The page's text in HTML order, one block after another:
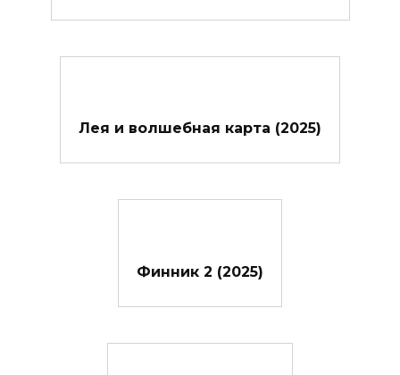
Лея и волшебная карта (2025)
Финник 2 (2025)